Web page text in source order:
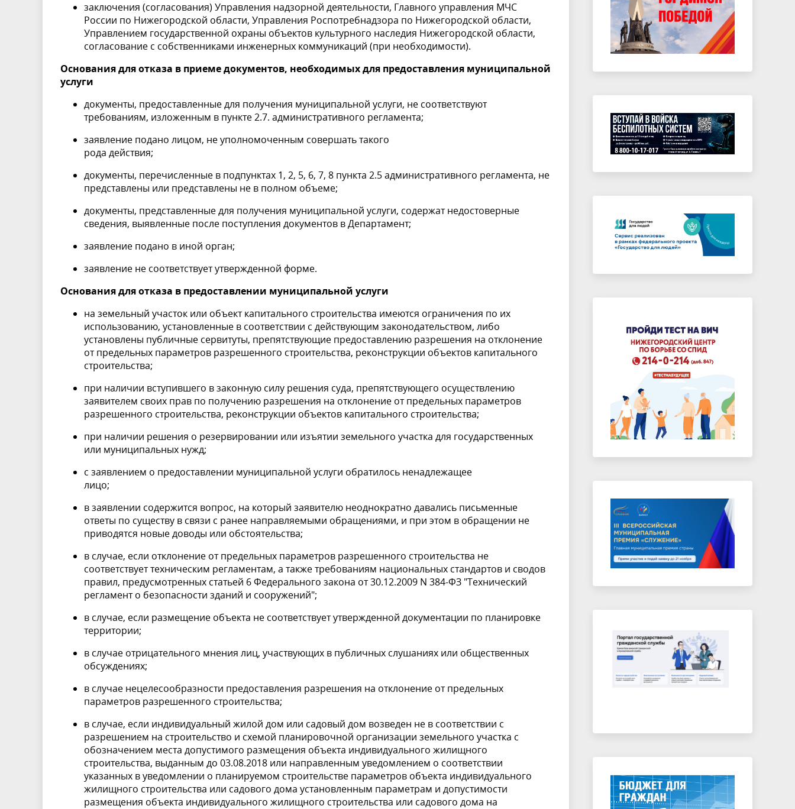
заключения (согласования) Управления надзорной деятельности, Главного управления МЧС
России по Нижегородской области, Управления Роспотребнадзора по Нижегородской области,
Управлением государственной охраны объектов культурного наследия Нижегородской области,
согласование с собственниками инженерных коммуникаций (при необходимости).
Основания для отказа в приеме документов, необходимых для предоставления муниципальной
услуги
документы, предоставленные для получения муниципальной услуги, не соответствуют
требованиям, изложенным в пункте 2.7. административного регламента;
заявление подано лицом, не уполномоченным совершать такого
рода действия;
документы, перечисленные в подпунктах 1, 2, 5, 6, 7, 8 пункта 2.5 административного регламента, не
представлены или представлены не в полном объеме;
документы, представленные для получения муниципальной услуги, содержат недостоверные
сведения, выявленные после поступления документов в Департамент;
заявление подано в иной орган;
заявление не соответствует утвержденной форме.
Основания для отказа в предоставлении муниципальной услуги
на земельный участок или объект капитального строительства имеются ограничения по их
использованию, установленные в соответствии с действующим законодательством, либо
установлены публичные сервитуты, препятствующие предоставлению разрешения на отклонение
от предельных параметров разрешенного строительства, реконструкции объектов капитального
строительства;
при наличии вступившего в законную силу решения суда, препятствующего осуществлению
заявителем своих прав по получению разрешения на отклонение от предельных параметров
разрешенного строительства, реконструкции объектов капитального строительства;
при наличии решения о резервировании или изъятии земельного участка для государственных
или муниципальных нужд;
с заявлением о предоставлении муниципальной услуги обратилось ненадлежащее
лицо;
в заявлении содержится вопрос, на который заявителю неоднократно давались письменные
ответы по существу в связи с ранее направляемыми обращениями, и при этом в обращении не
приводятся новые доводы или обстоятельства;
в случае, если отклонение от предельных параметров разрешенного строительства не
соответствует техническим регламентам, а также требованиям национальных стандартов и сводов
правил, предусмотренных статьей 6 Федерального закона от 30.12.2009 N 384-ФЗ "Технический
регламент о безопасности зданий и сооружений";
в случае, если размещение объекта не соответствует утвержденной документации по планировке
территории;
в случае отрицательного мнения лиц, участвующих в публичных слушаниях или общественных
обсуждениях;
в случае нецелесообразности предоставления разрешения на отклонение от предельных
параметров разрешенного строительства;
в случае, если индивидуальный жилой дом или садовый дом возведен не в соответствии с
разрешением на строительство и схемой планировочной организации земельного участка с
обозначением места допустимого размещения объекта индивидуального жилищного
строительства, выданным до 03.08.2018 или направленным уведомлением о соответствии
указанных в уведомлении о планируемом строительстве параметров объекта индивидуального
жилищного строительства или садового дома установленным параметрам и допустимости
размещения объекта индивидуального жилищного строительства или садового дома на